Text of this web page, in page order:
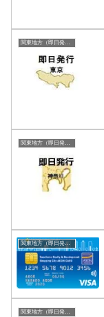
関東地方（即日発行）
関東地方（即日発行）
関東地方（即日発行）
関東地方（即日発行）